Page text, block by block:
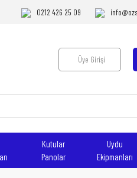
0212 426 25 09
Üye Girişi
Kutular
Panolar
Uydu
Ekipmanları